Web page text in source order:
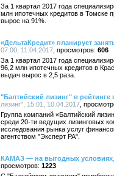
За 1 квартал 2017 года
млн ипотечных кредитов в Томске
вырос на 91%.
«ДельтаКредит» планирует
07:00, 11.04.2017
606
За 1 квартал 2017 года
96,2 млн ипотечных кредитов в
выдач вырос в 2,5 раза.
"Балтийский лизинг" в
лизинг", 15:01, 10.04.2017
Группа компаний «Балтийский
среди 20-ти ведущих лизинговых
исследования рынка услуг
агентством "Эксперт РА".
КАМАЗ — на выгодных условиях
1223